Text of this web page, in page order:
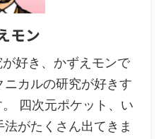
モン
好き、かずえモンで
カルの研究が好きす
四次元ポケット、い
がたくさん出てきま